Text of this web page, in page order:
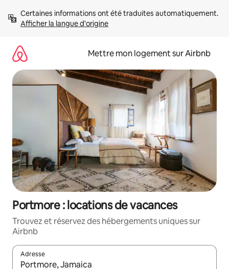
directement
Afficher la langue d'origine
Mettre mon logement sur Airbnb
Portmore : locations de vacances
Trouvez et réservez des hébergements uniques sur
Airbnb
Adresse
Lorsque les résultats s'affichent, utilisez les flèches vers le